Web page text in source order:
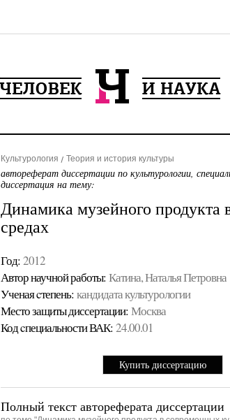
Культурология Теория и история культуры
автореферат диссертации по культурологии,
диссертация на тему:
Динамика музейного продукта
средах
Год: 2012
Автор научной работы: Катина, Наталья Петровна
Ученая cтепень: кандидата культурологии
Место защиты диссертации: Москва
Код cпециальности ВАК: 24.00.01
Купить диссертацию
Полный текст автореферата диссертации